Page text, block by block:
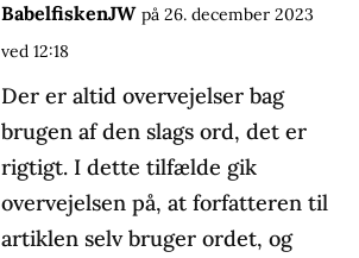
BabelfiskenJW på 26. december 2023
ved 12:18
Der er altid overvejelser bag
brugen af den slags ord, det er
rigtigt. I dette tilfælde gik
overvejelsen på, at forfatteren til
artiklen selv bruger ordet, og